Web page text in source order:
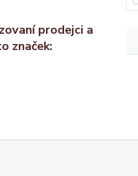
prodejci a
značek: